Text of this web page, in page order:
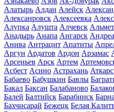
Алатырь Алдан Алейск
Алексанровск Алексеевка
Алупка Алушта Алчевск
Анадырь Анапа Ангарск
Анива Антрацит Апатиты
Аргун Ардатов Ардон Арзамас
Арсеньев Арск Артем
Асбест Асино Астрахань
Бабаево Бабушкин Бавлы
Бакал Баксан Балабаново
Балей Балтийск Барабинск
Бахчисарай Бежецк Белая